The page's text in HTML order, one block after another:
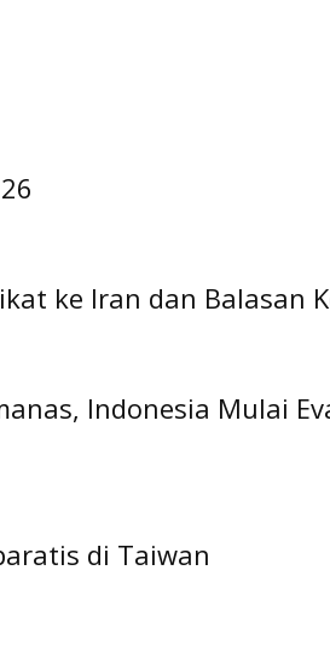
ke Iran dan Balasan
Indonesia Mulai
di Taiwan